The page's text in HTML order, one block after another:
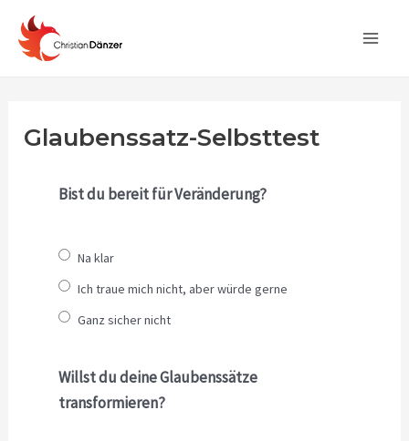
Inhalt
springen
Glaubenssatz-Selbsttest
Bist du bereit für Veränderung?
Na klar
Ich traue mich nicht, aber würde gerne
Ganz sicher nicht
Willst du deine Glaubenssätze
transformieren?